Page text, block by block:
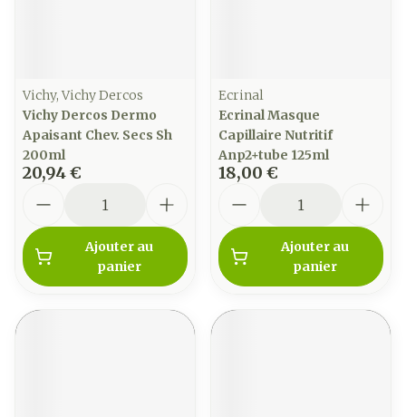
Vichy, Vichy Dercos
Vichy Dercos Dermo
Apaisant Chev. Secs Sh
200ml
20,94 €
Ajouter au
panier
Ecrinal
Ecrinal Masque
Capillaire Nutritif
Anp2+tube 125ml
18,00 €
Ajouter au
panier